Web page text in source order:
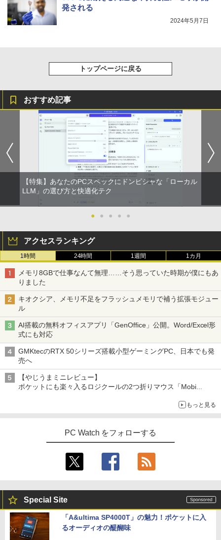
発される
2024年5月7日
トップページに戻る
おすすめ記事
【特集】あなたのPCスペックにドンピシャな「ローカル
LLM」の選び方と快適化テク
● ● ● ● ●
アクセスランキング
1時間 24時間 1週間 1カ月
メモリ8GBで仕事なんて無理……そう思っていた時期が僕にもあ
りました
キオクシア、メモリ不足をフラッシュメモリで補う拡張モジュー
ル
AI搭載の無料オフィスアプリ「GenOffice」公開。Word/Excel形
式にも対応
GMKtecのRTX 50シリーズ搭載小型ゲーミングPC、日本でも発
売へ
【やじうまミニレビュー】
ポケットにも楽々入るロジクールの2つ折りマウス「Mobi
もっと見る
PC Watch をフォローする
Special Site
「A&ultima SP4000T」の魅力！ポケットに入
るオーディオの醍醐味